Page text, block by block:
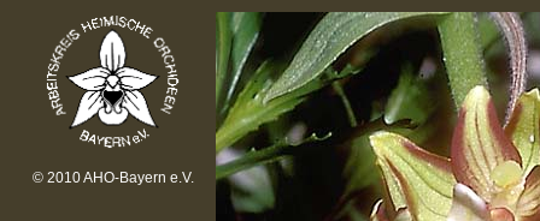
© 2010 AHO-Bayern e.V.